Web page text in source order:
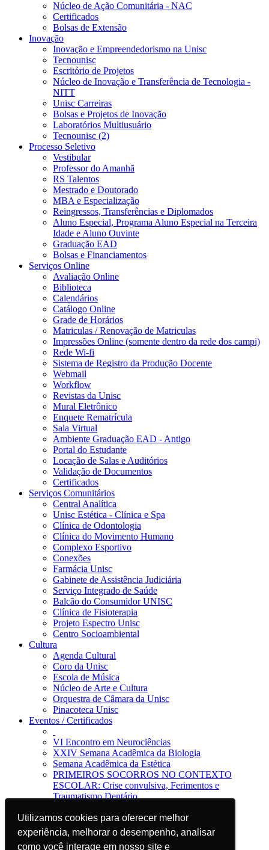
Utilizamos cookies para oferecer melhor
experiência, melhorar o desempenho, analisar
como você interage em nosso site e
Utilizamos cookies para oferecer melhor
experiência, melhorar o desempenho, analisar
como você interage em nosso site e
Núcleo de Ação Comunitária - NAC
Certificados
Bolsas de Extensão
Inovação
Inovação e Empreendedorismo na Unisc
Tecnounisc
Escritório de Projetos
Núcleo de Inovação e Transferência de Tecnologia -
NITT
Unisc Carreiras
Bolsas e Projetos de Inovação
Laboratórios Multiusuário
Tecnounisc (2)
Processo Seletivo
Vestibular
Professor do Amanhã
RS Talentos
Mestrado e Doutorado
MBA e Especialização
Reingressos, Transferências e Diplomados
Aluno Especial, Programa Aluno Especial na Terceira
Idade e Aluno Ouvinte
Graduação EAD
Bolsas e Financiamentos
Serviços Online
Avaliação Online
Biblioteca
Calendários
Catálogo Online
Grade de Horários
Matriculas / Renovação de Matriculas
Impressões Online (somente dentro da rede dos campi)
Rede Wi-fi
Sistema de Registro da Produção Docente
Webmail
Workflow
Revistas da Unisc
Mural Eletrônico
Enquete Rematrícula
Sala Virtual
Ambiente Graduação EAD - Antigo
Portal do Estudante
Locação de Salas e Auditórios
Validação de Documentos
Certificados
Serviços Comunitários
Central Analítica
Unisc Estética - Clínica e Spa
Clínica de Odontologia
Clínica do Movimento Humano
Complexo Esportivo
Conexões
Farmácia Unisc
Gabinete de Assistência Judiciária
Serviço Integrado de Saúde
Balcão do Consumidor UNISC
Clínica de Fisioterapia
Projeto Espectro Unisc
Centro Socioambiental
Cultura
Agenda Cultural
Coro da Unisc
Escola de Música
Núcleo de Arte e Cultura
Orquestra de Câmara da Unisc
Pinacoteca Unisc
Eventos / Certificados
VI Encontro em Neurociências
XXIV Semana Acadêmica da Biologia
Semana Acadêmica da Estética
PRIMEIROS SOCORROS NO CONTEXTO
ESCOLAR: Crise convulsiva, Ferimentos e
Traumatismo Dentário
Jornal da Unisc
Notícias
Imprensa